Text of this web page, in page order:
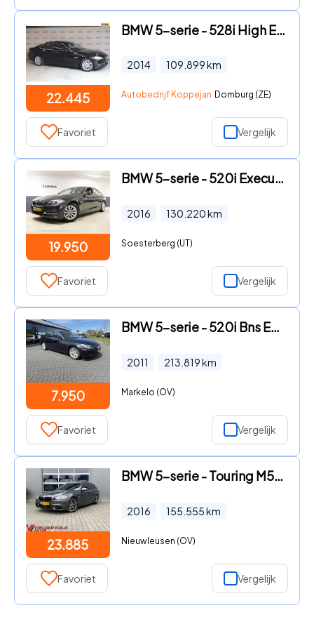
22.445
BMW 5-serie - 528i High Executive dealer OH, Carplay, Pano, Keyless, LED,
2014 109.899km
Autobedrijf Koppejan Domburg (ZE)
Favoriet Vergelijk
19.950
BMW 5-serie - 520i Executive 2e EIGENAAR ORG.NL
2016 130.220km
Soesterberg (UT)
Favoriet Vergelijk
7.950
BMW 5-serie - 520i Bns Edition I
2011 213.819km
Markelo (OV)
Favoriet Vergelijk
23.885
BMW 5-serie - Touring M550XD | Soft Close | Panorama | LED | Lederen Capta
2016 155.555km
Nieuwleusen (OV)
Favoriet Vergelijk